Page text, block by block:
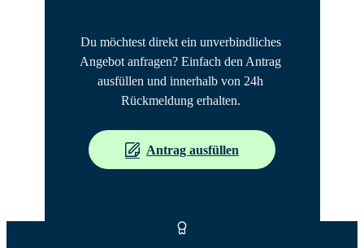
Du möchtest direkt ein unverbindliches
Angebot anfragen? Einfach den Antrag
ausfüllen und innerhalb von 24h
Rückmeldung erhalten.
Antrag ausfüllen